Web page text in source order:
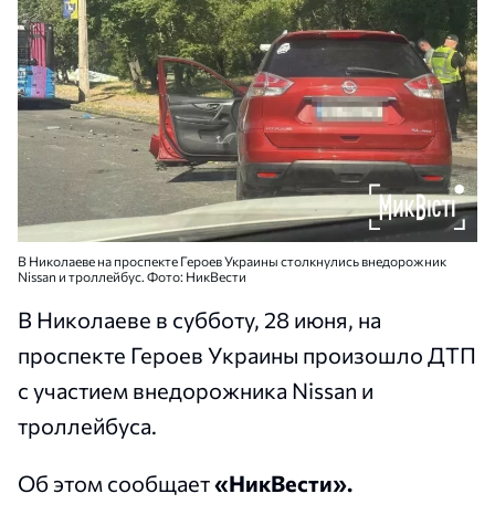
В Николаеве на проспекте Героев Украины столкнулись внедорожник
Nissan и троллейбус. Фото: НикВести
В Николаеве в субботу, 28 июня, на
проспекте Героев Украины произошло ДТП
с участием внедорожника Nissan и
троллейбуса.
Об этом сообщает«НикВести».